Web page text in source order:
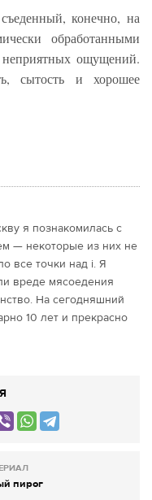
конечно, на
обработанными
неприятных ощущений.
сытость и хорошее
я познакомилась с
— некоторые из них не
все точки над i. Я
вреде мясоедения
На сегодняшний
10 лет и прекрасно
пирог